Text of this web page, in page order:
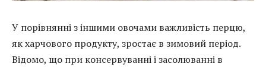
У порівнянні з іншими овочами важливість перцю,
як харчового продукту, зростає в зимовий період.
Відомо, що при консервуванні і засолюванні в